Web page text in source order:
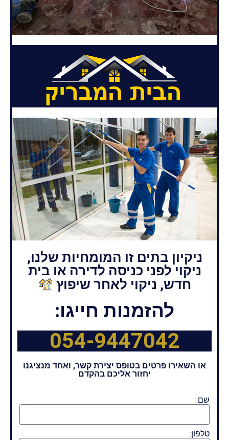
ניקיון בתים זו המומחיות שלנו,
ניקוי לפני כניסה לדירה או בית
חדש, ניקוי לאחר שיפוץ
להזמנות חייגו:
054-9447042
או השאירו פרטים בטופס יצירת קשר, ואחד מנציגנו
יחזור אליכם בהקדם
שם:
טלפון: